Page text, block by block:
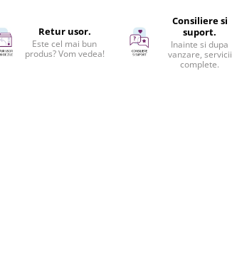
Retur usor.
Este cel mai bun
produs? Vom vedea!
Consiliere si
suport.
Inainte si dupa
vanzare, servicii
complete.